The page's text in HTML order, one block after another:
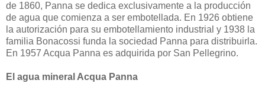
de 1860, Panna se dedica exclusivamente a la producción
de agua que comienza a ser embotellada. En 1926 obtiene
la autorización para su embotellamiento industrial y 1938 la
familia Bonacossi funda la sociedad Panna para distribuirla.
En 1957 Acqua Panna es adquirida por San Pellegrino.
El agua mineral Acqua Panna